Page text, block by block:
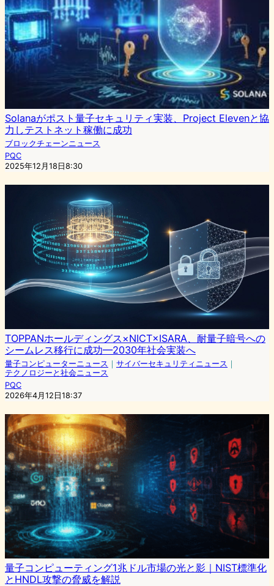
Solanaがポスト量子セキュリティ実装、Project Elevenと協
力しテストネット稼働に成功
ブロックチェーンニュース
PQC
2025年12月18日8:30
TOPPANホールディングス×NICT×ISARA、耐量子暗号への
シームレス移行に成功—2030年社会実装へ
量子コンピューターニュース ｜ サイバーセキュリティニュース ｜
テクノロジーと社会ニュース
PQC
2026年4月12日18:37
量子コンピューティング1兆ドル市場の光と影｜NIST標準化
とHNDL攻撃の脅威を解説